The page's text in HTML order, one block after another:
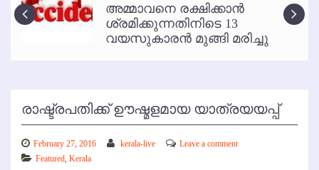
കോഴിക്കോട് വിമാനത്താവളത്തില്‍ അനധികൃത പാര്‍ക്കിംഗ് പിരിവ് :
പരാതി തള്ളി
അമ്മാവനെ രക്ഷിക്കാന്‍
ശ്രമിക്കുന്നതിനിടെ 13
വയസുകാരന്‍ മുങ്ങി മരിച്ചു
രാഷ്ട്രപതിക്ക് ഊഷ്മളമായ യാത്രയയപ്പ്
February 27, 2016 kerala-live
Leave a comment
Featured Kerala